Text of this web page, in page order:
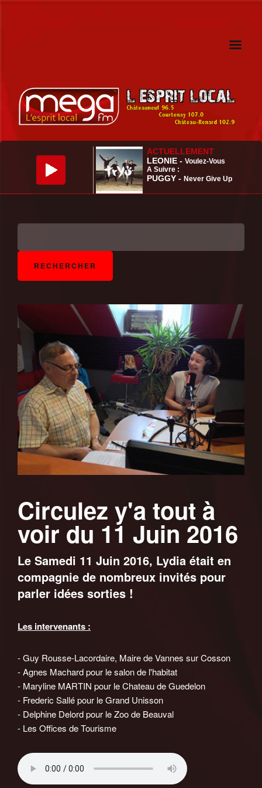
Circulez y'a tout à
voir du 11 Juin 2016
Le Samedi 11 Juin 2016, Lydia était en
compagnie de nombreux invités pour
parler idées sorties !
Les intervenants :
- Guy Rousse-Lacordaire, Maire de Vannes sur Cosson
- Agnes Machard pour le salon de l'habitat
- Maryline MARTIN pour le Chateau de Guedelon
- Frederic Sallé pour le Grand Unisson
- Delphine Delord pour le Zoo de Beauval
- Les Offices de Tourisme